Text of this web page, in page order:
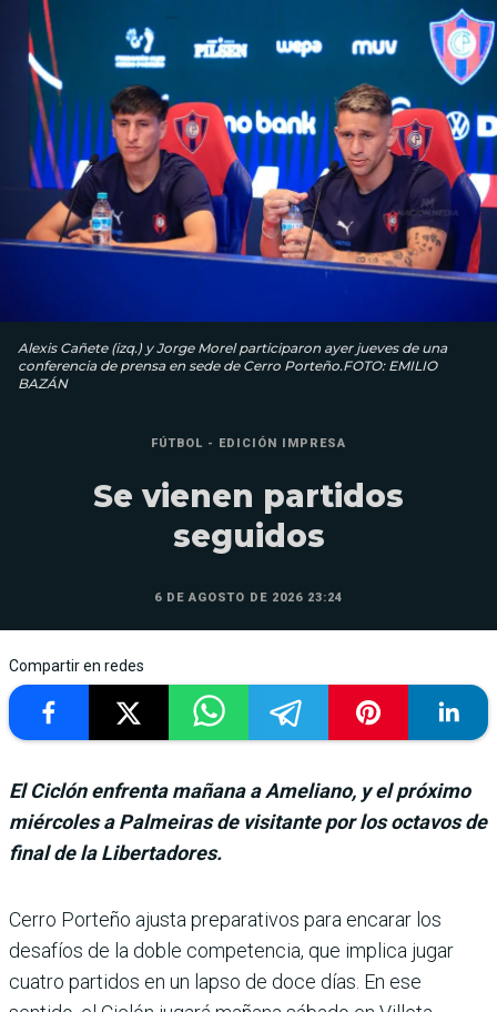
Alexis Cañete (izq.) y Jorge Morel participaron ayer jueves de una
conferencia de prensa en sede de Cerro Porteño.FOTO: EMILIO
BAZÁN
FÚTBOL - EDICIÓN IMPRESA
Se vienen partidos
seguidos
6 DE AGOSTO DE 2026 23:24
Compartir en redes
El Ciclón enfrenta mañana a Ameliano, y el próximo
miércoles a Palmeiras de visitante por los octavos de
final de la Libertadores.
Cerro Porteño ajusta preparativos para encarar los
desa­fíos de la doble competen­cia, que implica jugar
cuatro partidos en un lapso de doce días. En ese